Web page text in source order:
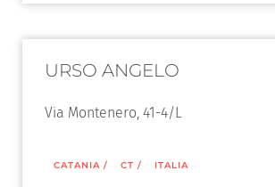
URSO ANGELO
Via Montenero, 41-4/L
CATANIA / CT / ITALIA